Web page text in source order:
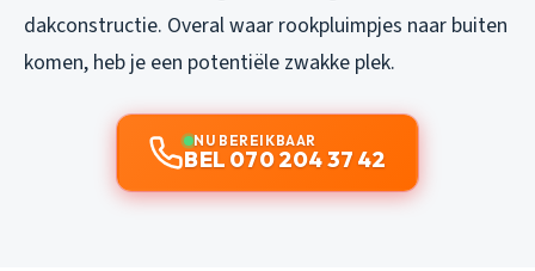
dakconstructie. Overal waar rookpluimpjes naar buiten
komen, heb je een potentiële zwakke plek.
NU BEREIKBAAR
BEL 070 204 37 42